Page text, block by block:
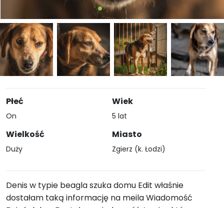
Płeć
On
Wielkość
Duży
Wiek
5 lat
Miasto
Zgierz (k. Łodzi)
Denis w typie beagla szuka domu Edit właśnie
dostałam taką informację na meila Wiadomość